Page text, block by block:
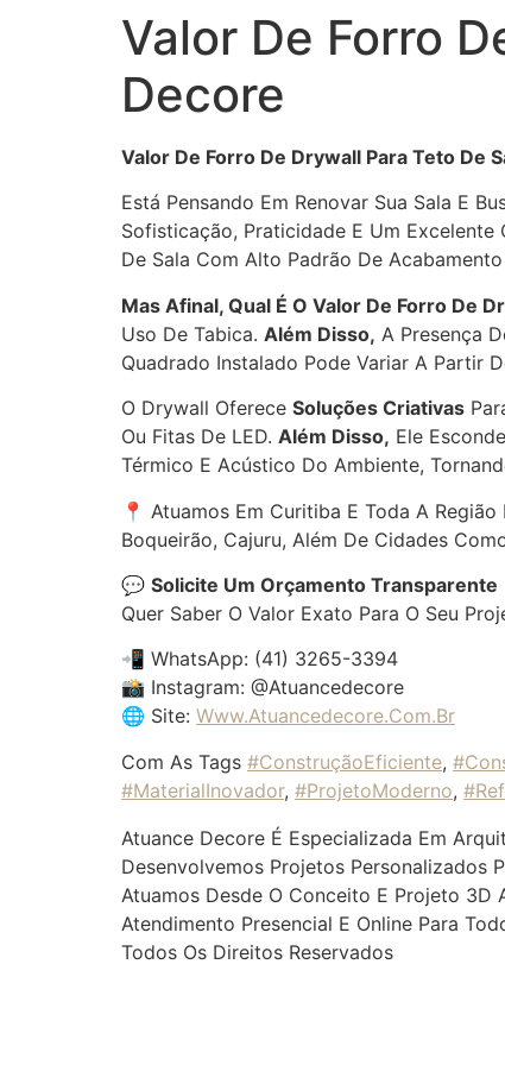
Valor De Forro
Decore
Valor De Forro De Drywall Para Teto De
Está Pensando Em Renovar Sua Sala E
Sofisticação, Praticidade E Um Excelente
De Sala Com Alto Padrão De
Mas Afinal, Qual É O Valor De Forro De
Uso De Tabica. Além Disso, A Presença
Quadrado Instalado Pode Variar A Partir
O Drywall Oferece Soluções Criativas
Ou Fitas De LED. Além Disso, Ele
Térmico E Acústico Do Ambiente,
📍 Atuamos Em Curitiba E Toda A
Boqueirão, Cajuru, Além De Cidades
💬 Solicite Um Orçamento Transparente
Quer Saber O Valor Exato Para O Seu
📲 WhatsApp: (41) 3265-3394
📸 Instagram: @atuancedecore
🌐 Site: Www.atuancedecore.com.br
Com As Tags #ConstruçãoEficiente,
#MaterialInovador, #ProjetoModerno,
Atuance Decore É Especializada Em
Desenvolvemos Projetos Personalizados
Atuamos Desde O Conceito E Projeto 3D
Atendimento Presencial E Online Para
Todos Os Direitos Reservados